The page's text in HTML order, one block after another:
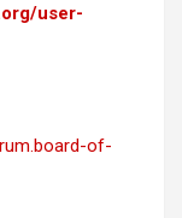
user-
of-